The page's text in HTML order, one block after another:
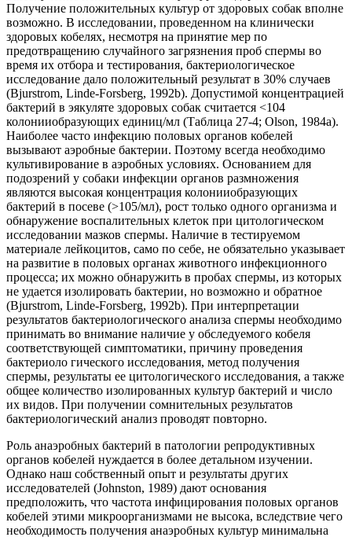
Получение положительных культур от здоровых собак вполне
возможно. В исследовании, проведенном на клинически
здоровых кобелях, несмотря на принятие мер по
предотвращению случайного загрязнения проб спермы во
время их отбора и тестирования, бактериологическое
исследование дало положительный результат в 30% случаев
(Bjurstrom, Linde-Forsberg, 1992b). Допустимой концентрацией
бактерий в эякуляте здоровых собак считается <104
колонииобразующих единиц/мл (Таблица 27-4; Olson, 1984a).
Наиболее часто инфекцию половых органов кобелей
вызывают аэробные бактерии. Поэтому всегда необходимо
культивирование в аэробных условиях. Основанием для
подозрений у собаки инфекции органов размножения
являются высокая концентрация колонииобразующих
бактерий в посеве (>105/мл), рост только одного организма и
обнаружение воспалительных клеток при цитологическом
исследовании мазков спермы. Наличие в тестируемом
материале лейкоцитов, само по себе, не обязательно указывает
на развитие в половых органах животного инфекционного
процесса; их можно обнаружить в пробах спермы, из которых
не удается изолировать бактерии, но возможно и обратное
(Bjurstrom, Linde-Forsberg, 1992b). При интерпретации
результатов бактериологического анализа спермы необходимо
принимать во внимание наличие у обследуемого кобеля
соответствующей симптоматики, причину проведения
бактериоло гического исследования, метод получения
спермы, результаты ее цитологического исследования, а также
общее количество изолированных культур бактерий и число
их видов. При получении сомнительных результатов
бактериологический анализ проводят повторно.
Роль анаэробных бактерий в патологии репродуктивных
органов кобелей нуждается в более детальном изучении.
Однако наш собственный опыт и результаты других
исследователей (Johnston, 1989) дают основания
предположить, что частота инфицирования половых органов
кобелей этими микроорганизмами не высока, вследствие чего
необходимость получения анаэробных культур минимальна